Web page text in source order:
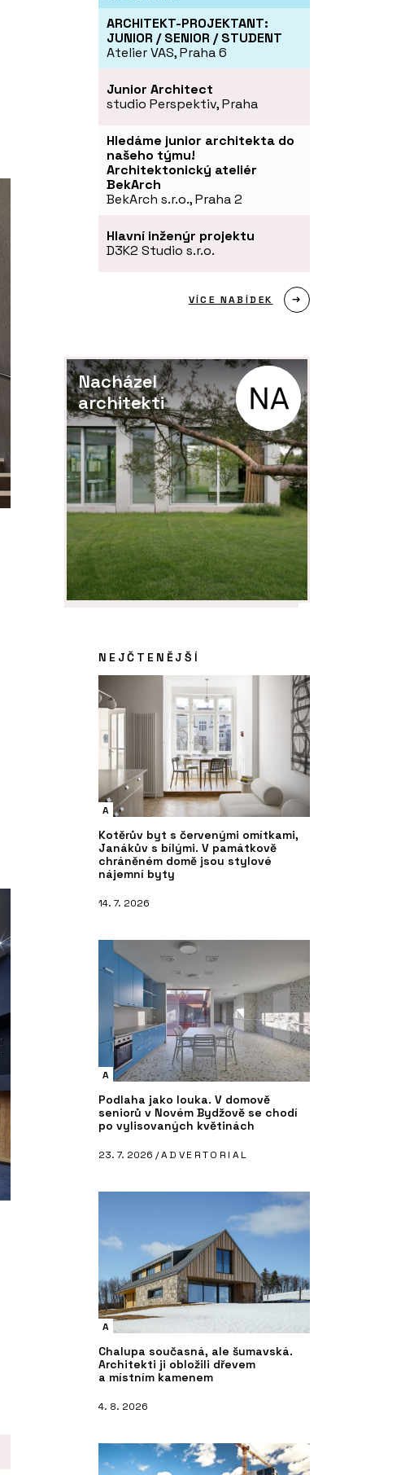
ARCHITEKT-PROJEKTANT:
JUNIOR / SENIOR / STUDENT
Atelier VAS, Praha 6
Junior Architect
studio Perspektiv, Praha
Hledáme junior architekta do
našeho týmu!
Architektonický ateliér
BekArch
BekArch s.r.o., Praha 2
Hlavní inženýr projektu
D3K2 Studio s.r.o.
VÍCE NABÍDEK
Nacházel
architekti
NEJČTENĚJŠÍ
A
Kotěrův byt s červenými omítkami,
Janákův s bílými. V památkově
chráněném domě jsou stylové
nájemní byty
14. 7. 2026
A
Podlaha jako louka. V domově
seniorů v Novém Bydžově se chodí
po vylisovaných květinách
23. 7. 2026 /ADVERTORIAL
A
Chalupa současná, ale šumavská.
Architekti ji obložili dřevem
a místním kamenem
4. 8. 2026